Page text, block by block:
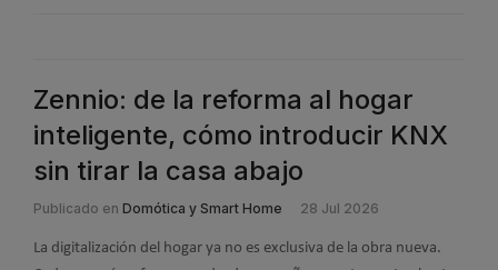
Zennio: de la reforma al hogar
inteligente, cómo introducir KNX
sin tirar la casa abajo
Publicado en Domótica y Smart Home 28 Jul 2026
La digitalización del hogar ya no es exclusiva de la obra nueva.